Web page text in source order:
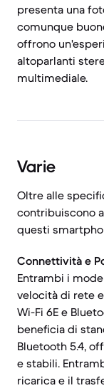
presenta una
comunque
offrono
altoparlanti
multimediale.
Varie
Oltre alle
contribuiscono
questi
Connettività e
Entrambi i
velocità di rete
Wi-Fi 6E e
beneficia di
Bluetooth 5.4,
e stabili.
ricarica e il